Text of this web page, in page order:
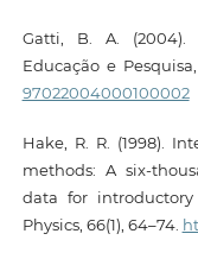
Gatti, B. A. (2004).
Educação e Pesquisa,
97022004000100002
Hake, R. R. (1998).
methods: A six-
data for introductory
Physics, 66(1), 64–74.